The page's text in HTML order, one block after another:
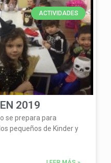
ACTIVIDADES
2019
se prepara para
pequeños de Kinder y